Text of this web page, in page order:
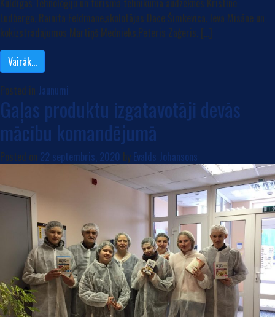
Kuldīgas Tehnoloģiju un tūrisma tehnikuma audzēknes Kristīne
Ludberga, Rainita Feldmane,skolotājas Dace Šimkevica, Ieva Misāne un
kokizstrādājumos Mārtiņš Mednieks,Pēteris Zāģeris. […]
Vairāk…
Posted in Jaunumi
Gaļas produktu izgatavotāji devās
mācību komandējumā
Posted on 22 septembris, 2020 by Evalds Johansons